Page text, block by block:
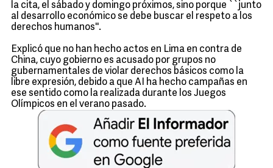
la cita, el sábado y domingo próximos, sino porque ``junto
al desarrollo económico se debe buscar el respeto a los
derechos humanos''.
Explicó que no han hecho actos en Lima en contra de
China, cuyo gobierno es acusado por grupos no
gubernamentales de violar derechos básicos como la
libre expresión, debido a que AI ha hecho campañas en
ese sentido como la realizada durante los Juegos
Olímpicos en el verano pasado.